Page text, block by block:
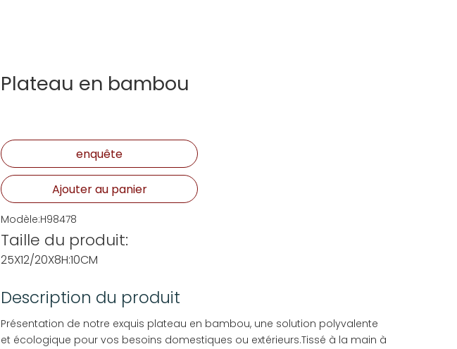
Plateau en bambou
enquête
Ajouter au panier
Modèle:H98478
Taille du produit:
25X12/20X8H:10CM
Description du produit
Présentation de notre exquis plateau en bambou, une solution polyvalente
et écologique pour vos besoins domestiques ou extérieurs.Tissé à la main à